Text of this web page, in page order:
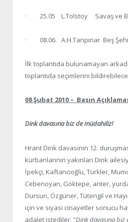
· 25.05 L.Tolstoy Savaş ve
· 08.06. A.H.Tanpınar Beş
İlk toplantıda bulunamayan
toplantıda seçimlerini
08 Şubat 2010 – Basın
Dink davasına biz de müdahiliz!
Hrant Dink davasının 12.
kurbanlarının yakınları Dink
İpekçi, Kaftancıoğlu, Türkler,
Cebenoyan, Göktepe, anter,
Dursun, Özgüner, Tütengil ve
için ve siyasi cinayetler sonucu
adalet istediler. “Dink davasına